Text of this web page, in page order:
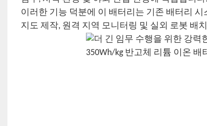
이러한 기능 덕분에 이 배터리는 기존 배터리
지도 제작, 원격 지역 모니터링 및 실외 로봇 배